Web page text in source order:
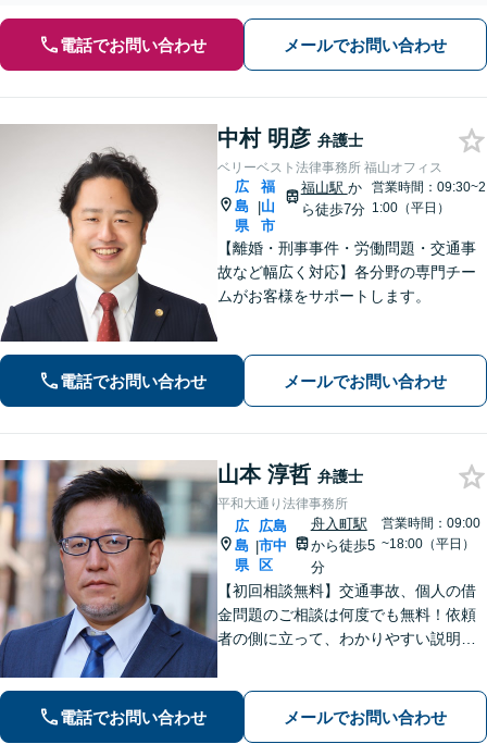
電話でお問い合わせ メールでお問い合わせ
中村 明彦 弁護士
ベリーベスト法律事務所 福山オフィス
広
島
県
|
福
山
市
福山駅 か
ら徒歩7分
営業時間：09:30~2
1:00（平日）
【離婚・刑事事件・労働問題・交通事
故など幅広く対応】各分野の専門チー
ムがお客様をサポートします。
電話でお問い合わせ メールでお問い合わせ
山本 淳哲 弁護士
平和大通り法律事務所
広
島
県
|
広島
市中
区
舟入町駅
から徒歩5
分
営業時間：09:00
~18:00（平日）
【初回相談無料】交通事故、個人の借
金問題のご相談は何度でも無料！依頼
者の側に立って、わかりやすい説明を
軽にご相談ください【WEB面談可】
【広島電鉄舟入町駅・土橋駅徒歩5分】
電話でお問い合わせ メールでお問い合わせ